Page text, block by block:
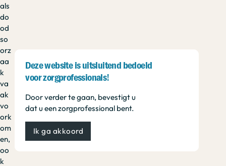
als
do
od
so
orz
aa
k
va
ak
vo
ork
om
en,
oo
k
Deze website is uitsluitend bedoeld
voor zorgprofessionals!
Door verder te gaan, bevestigt u
dat u een zorgprofessional bent.
Ik ga akkoord